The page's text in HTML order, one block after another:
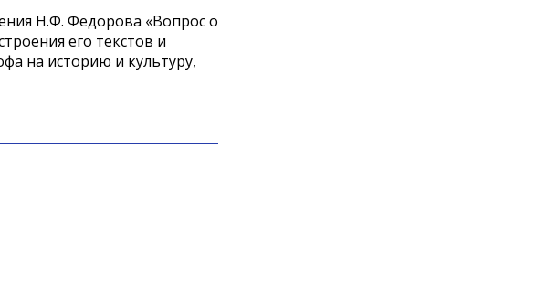
Н.Ф. Федорова «Вопрос о
его текстов и
на историю и культуру,